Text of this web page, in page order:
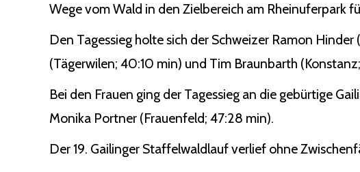
Wege vom Wald in den Zielbereich am Rheinuferpark
Den Tagessieg holte sich der Schweizer Ramon
(Tägerwilen; 40:10 min) und Tim Braunbarth
Bei den Frauen ging der Tagessieg an die gebürtige
Monika Portner (Frauenfeld; 47:28 min).
Der 19. Gailinger Staffelwaldlauf verlief ohne